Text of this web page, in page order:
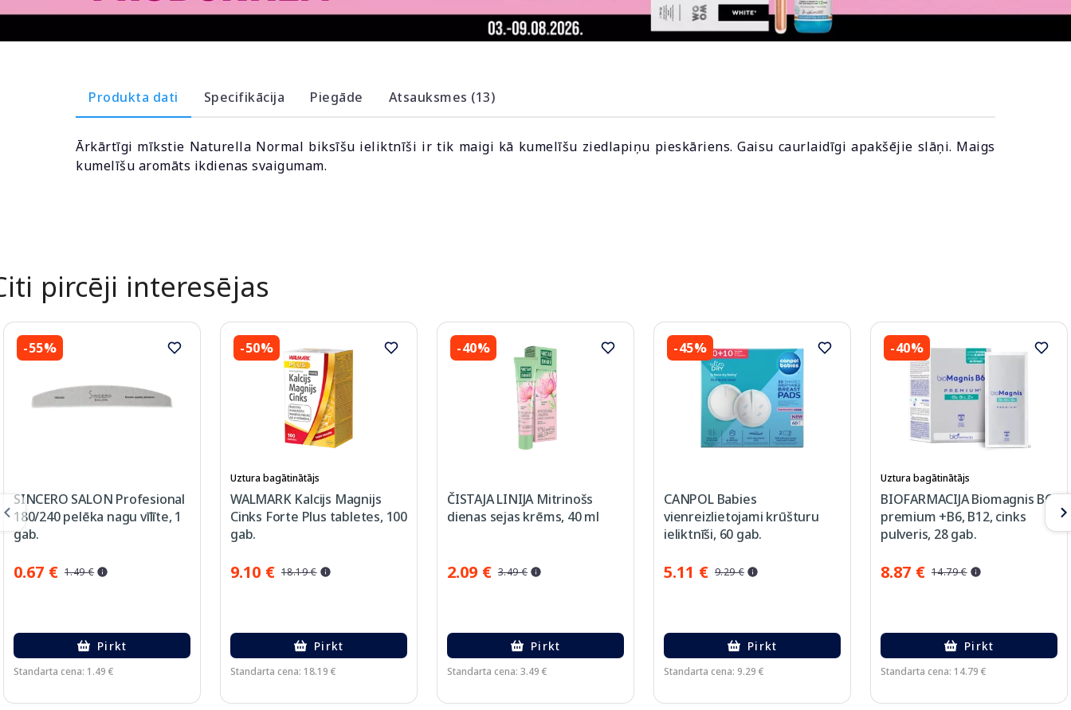
Produkta dati Specifikācija Piegāde Atsauksmes (13)
Ārkārtīgi mīkstie Naturella Normal biksīšu ieliktnīši ir tik maigi kā kumelīšu ziedlapiņu pieskāriens. Gaisu caurlaidīgi apakšējie slāņi. Maigs
kumelīšu aromāts ikdienas svaigumam.
pircēji interesējas
-55%
SINCERO SALON Profesional
180/240 pelēka nagu vīlīte, 1
gab.
0.67 € 1.49 €
Pirkt
Standarta cena: 1.49 €
-50%
Uztura bagātinātājs
WALMARK Kalcijs Magnijs
Cinks Forte Plus tabletes, 100
gab.
9.10 € 18.19 €
Pirkt
Standarta cena: 18.19 €
-40%
ČISTAJA LINIJA Mitrinošs
dienas sejas krēms, 40 ml
2.09 € 3.49 €
Pirkt
Standarta cena: 3.49 €
-45%
CANPOL Babies
vienreizlietojami krūšturu
ieliktnīši, 60 gab.
5.11 € 9.29 €
Pirkt
Standarta cena: 9.29 €
-40%
Uztura bagātinātājs
BIOFARMACIJA Biomagnis B6
premium +B6, B12, cinks
pulveris, 28 gab.
8.87 € 14.79 €
Pirkt
Standarta cena: 14.79 €